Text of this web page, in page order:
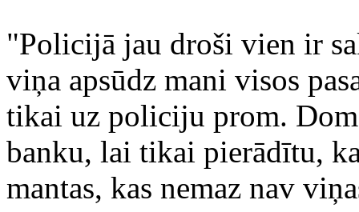
"Policijā jau droši vien ir
viņa apsūdz mani visos
tikai uz policiju prom.
banku, lai tikai pierādītu,
mantas, kas nemaz nav